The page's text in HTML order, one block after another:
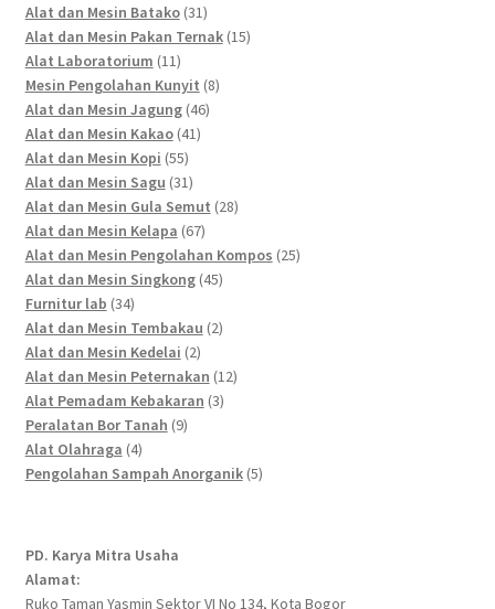
products
Alat dan Mesin Batako 3131
products
Alat dan Mesin Pakan Ternak 1515
Alat Laboratorium 1111
products
Mesin Pengolahan Kunyit 88
Alat dan Mesin Jagung 4646
Alat dan Mesin Kakao 4141
Alat dan Mesin Kopi 5555
products
Alat dan Mesin Sagu 3131
products
Alat dan Mesin Gula Semut 2828
Alat dan Mesin Kelapa 6767
products
Alat dan Mesin Pengolahan Kompos 2525
Alat dan Mesin Singkong 4545
Furnitur lab 3434
products
Alat dan Mesin Tembakau 22
Alat dan Mesin Kedelai 22
products
Alat dan Mesin Peternakan 1212
Alat Pemadam Kebakaran 33
Peralatan Bor Tanah 99
Alat Olahraga 44
products
Pengolahan Sampah Anorganik 55
PD. Karya Mitra Usaha
Alamat:
Ruko Taman Yasmin Sektor VI No 134, Kota Bogor